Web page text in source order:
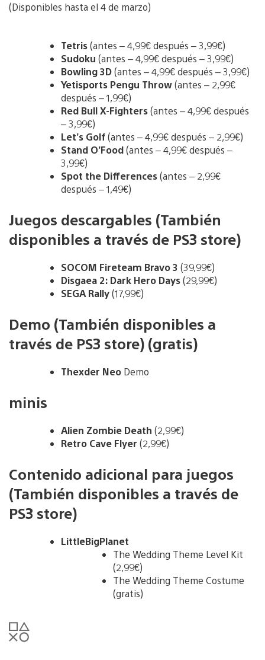
(Disponibles hasta el 4 de marzo)
Tetris(antes – 4,99€ después – 3,99€)
Sudoku (antes – 4,99€ después – 3,99€)
Bowling 3D(antes – 4,99€ después – 3,99€)
Yetisports Pengu Throw(antes – 2,99€
después – 1,99€)
Red Bull X-Fighters(antes – 4,99€ después
– 3,99€)
Let’s Golf(antes – 4,99€ después – 2,99€)
Stand O’Food(antes – 4,99€ después –
3,99€)
Spot the Differences(antes – 2,99€
después – 1,49€)
Juegos descargables (También
disponibles a través de PS3 store)
SOCOM Fireteam Bravo 3 (39,99€)
Disgaea 2: Dark Hero Days(29,99€)
SEGA Rally(17,99€)
Demo (También disponibles a
través de PS3 store) (gratis)
Thexder Neo Demo
minis
Alien Zombie Death (2,99€)
Retro Cave Flyer (2,99€)
Contenido adicional para juegos
(También disponibles a través de
PS3 store)
LittleBigPlanet
The Wedding Theme Level Kit
(2,99€)
The Wedding Theme Costume
(gratis)